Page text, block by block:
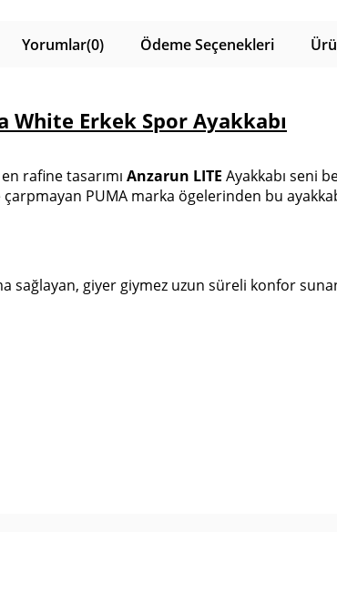
Yorumlar(0) Ödeme Seçenekleri
White Erkek Spor Ayakkabı
rafine tasarımı Anzarun LITE Ayakkabı seni
çarpmayan PUMA marka ögelerinden bu
sağlayan, giyer giymez uzun süreli konfor